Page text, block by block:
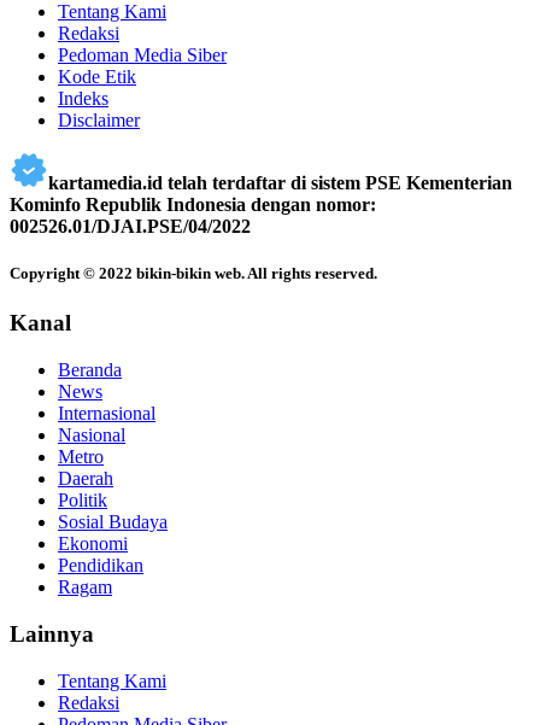
Tentang Kami
Redaksi
Pedoman Media Siber
Kode Etik
Indeks
Disclaimer
kartamedia.id telah terdaftar di sistem PSE Kementerian
Kominfo Republik Indonesia dengan nomor:
002526.01/DJAI.PSE/04/2022
Copyright © 2022 bikin-bikin web. All rights reserved.
Kanal
Beranda
News
Internasional
Nasional
Metro
Daerah
Politik
Sosial Budaya
Ekonomi
Pendidikan
Ragam
Lainnya
Tentang Kami
Redaksi